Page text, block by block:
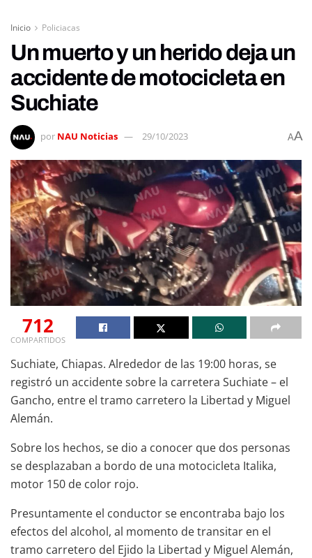
Inicio Policiacas
Un muerto y un herido deja un
accidente de motocicleta en
Suchiate
por NAU Noticias 29/10/2023 AA
712
COMPARTIDOS
Suchiate, Chiapas. Alrededor de las 19:00 horas, se
registró un accidente sobre la carretera Suchiate – el
Gancho, entre el tramo carretero la Libertad y Miguel
Alemán.
Sobre los hechos, se dio a conocer que dos personas
se desplazaban a bordo de una motocicleta Italika,
motor 150 de color rojo.
Presuntamente el conductor se encontraba bajo los
efectos del alcohol, al momento de transitar en el
tramo carretero del Ejido la Libertad y Miguel Alemán,